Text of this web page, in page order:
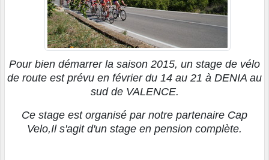
Pour bien démarrer la saison 2015, un stage de vélo
de route est prévu en février du 14 au 21 à DENIA au
sud de VALENCE.
Ce stage est organisé par notre partenaire Cap
Velo,Il s'agit d'un stage en pension complète.